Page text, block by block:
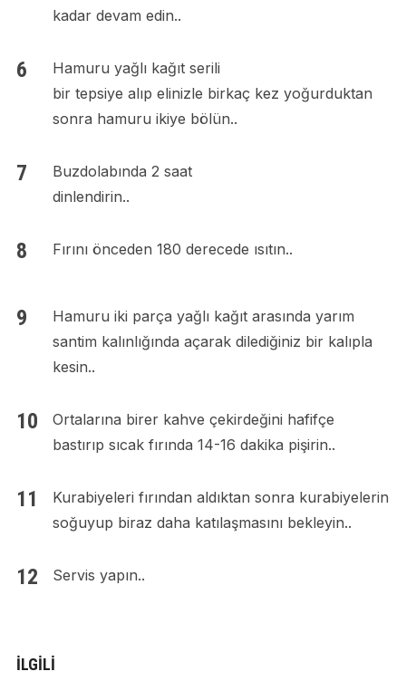
kadar devam edin..
Hamuru yağlı kağıt serili
bir tepsiye alıp elinizle birkaç kez yoğurduktan
sonra hamuru ikiye bölün..
Buzdolabında 2 saat
dinlendirin..
Fırını önceden 180 derecede ısıtın..
Hamuru iki parça yağlı kağıt arasında yarım
santim kalınlığında açarak dilediğiniz bir kalıpla
kesin..
Ortalarına birer kahve çekirdeğini hafifçe
bastırıp sıcak fırında 14-16 dakika pişirin..
Kurabiyeleri fırından aldıktan sonra kurabiyelerin
soğuyup biraz daha katılaşmasını bekleyin..
Servis yapın..
İLGILI